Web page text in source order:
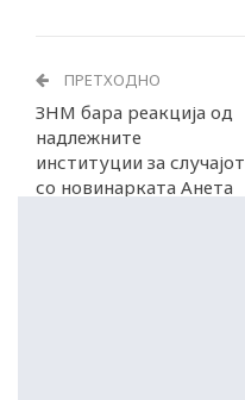
ПРЕТХОДНО
ЗНМ бара реакција од
надлежните
институции за случајот
со новинарката Анета